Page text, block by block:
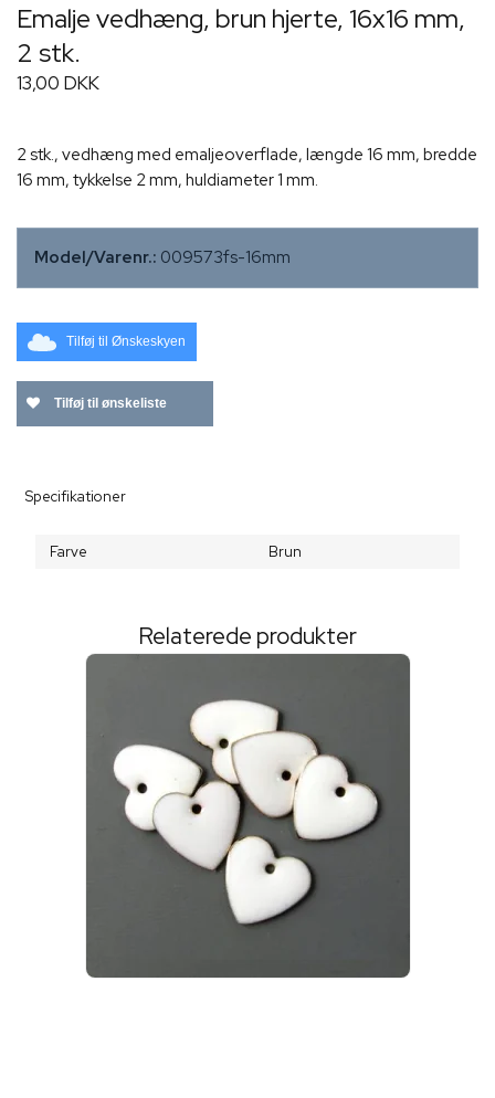
Emalje vedhæng, brun hjerte, 16x16 mm,
2 stk.
13,00 DKK
2 stk., vedhæng med emaljeoverflade, længde 16 mm, bredde
16 mm, tykkelse 2 mm, huldiameter 1 mm.
Model/Varenr.: 009573fs-16mm
Tilføj til Ønskeskyen
Tilføj til ønskeliste
Specifikationer
Farve Brun
Relaterede produkter